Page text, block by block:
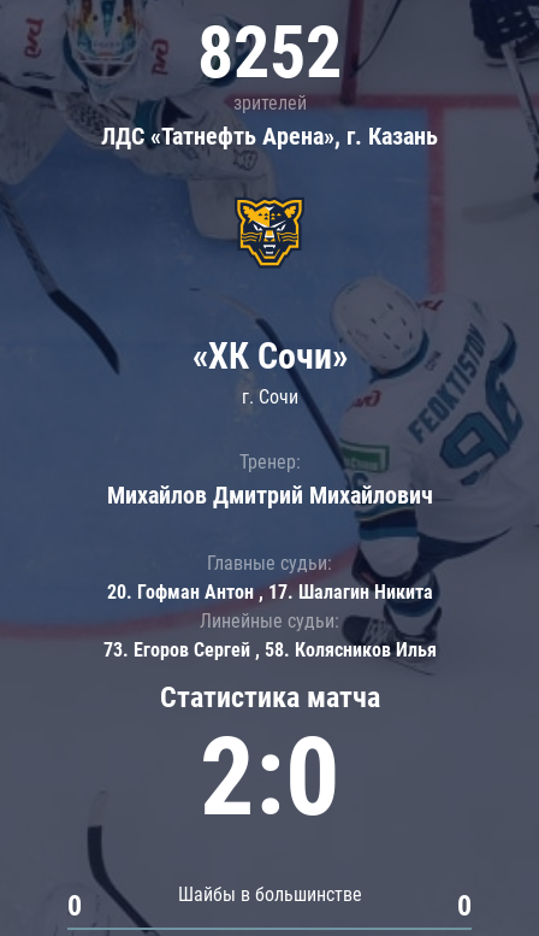
8252
зрителей
ЛДС «Татнефть Арена», г. Казань
Статистика матча
2:0
Шайбы в большинстве
0 0
«ХК Сочи»
г. Сочи
Тренер:
Михайлов Дмитрий Михайлович
Главные судьи:
20. Гофман Антон , 17. Шалагин Никита
Линейные судьи:
73. Егоров Сергей , 58. Колясников Илья